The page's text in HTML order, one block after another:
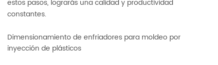
estos pasos, lograrás una calidad y productividad
constantes.
Dimensionamiento de enfriadores para moldeo por
inyección de plásticos